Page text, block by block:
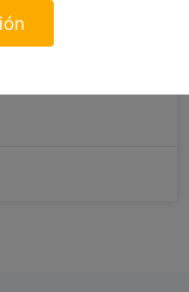
a pasar